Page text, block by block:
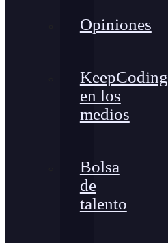
Opiniones
KeepCoding
en los
medios
Bolsa
de
talento